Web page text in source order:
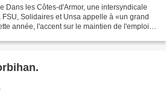
Dans les Côtes-d'Armor, une intersyndicale
FSU, Solidaires et Unsa appelle à «un grand
année, l'accent sur le maintien de l'emploi,